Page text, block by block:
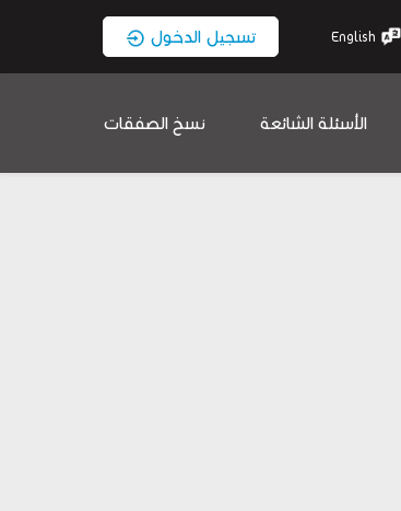
English تسجيل الدخول
الأسئلة الشائعة نسخ الصفقات